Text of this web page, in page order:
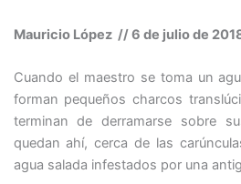
Mauricio López // 6 de julio de
Cuando el maestro se toma un
forman pequeños charcos
terminan de derramarse sobre
quedan ahí, cerca de las
agua salada infestados por una